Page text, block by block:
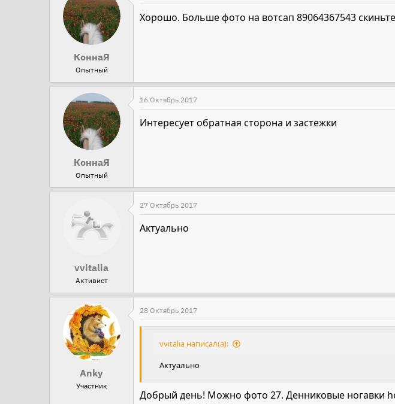
КоннаЯ
Опытный
Хорошо. Больше фото на вотсап 89064367543
КоннаЯ
Опытный
16 Октябрь 2017
Интересует обратная сторона и застежки
vvitalia
Активист
27 Октябрь 2017
Актуально
Anky
Участник
28 Октябрь 2017
vvitalia написал(а):
Актуально
Добрый день! Можно фото 27. Денниковые ногавки